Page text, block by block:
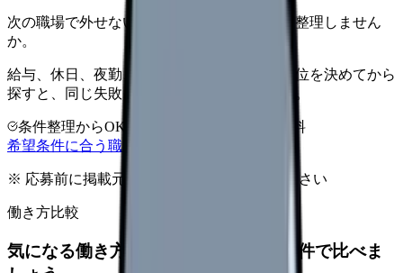
次の職場で外せない条件を、求人を見る前に整理しません
か。
給与、休日、夜勤、通勤、人間関係。優先順位を決めてから
探すと、同じ失敗を繰り返しにくくなります。
条件整理からOK
完全無料
希望条件に合う職場を相談する
※ 応募前に掲載元の最新情報を確認してください
働き方比較
気になる働き方を、求人を見る前に条件で比べま